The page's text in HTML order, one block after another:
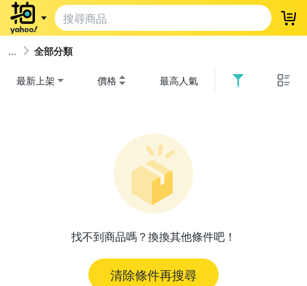
登
全部分類
最新上架 價格 最高人氣
找不到商品嗎？換換其他條件吧！
清除條件再搜尋